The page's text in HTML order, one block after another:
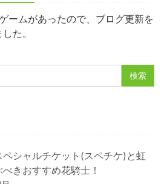
ームがあったので、ブログ更新を
た。
ペシャルチケット(スペチケ)と虹
きおすすめ花騎士！